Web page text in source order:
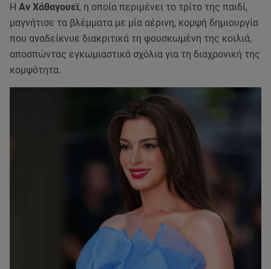
Η Αν Χάθαγουεϊ, η οποία περιμένει το τρίτο της παιδί,
μαγνήτισε τα βλέμματα με μία αέρινη, κομψή δημιουργία
που αναδείκνυε διακριτικά τη φουσκωμένη της κοιλιά,
αποσπώντας εγκωμιαστικά σχόλια για τη διαχρονική της
κομψότητα.